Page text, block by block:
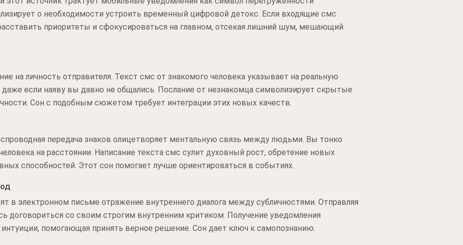
о необходимости устроить временный цифровой детокс. Если входящие смс
приоритеты и сфокусироваться на главном, отсекая лишний шум, мешающий
на личность отправителя. Текст смс от знакомого человека указывает на реальную
если наяву вы давно не общались. Послание от незнакомца символизирует скрытые
Сон с подобным сюжетом требует интеграции этих новых качеств.
передача знаков олицетворяет ментальную связь между людьми. Вы тонко
на расстоянии. Написание текста смс сулит духовный рост, обретение новых
способностей. Этот сон помогает лучше ориентироваться в событиях.
в электронном письме отражение внутреннего диалога между субличностями. Отправляя
договориться со своим строгим внутренним критиком. Получение уведомления
интуиции, помогающая принять верное решение. Сон дает ключ к самопознанию.